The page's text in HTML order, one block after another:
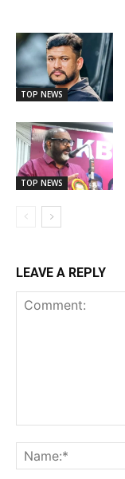
TOP NEWS
TOP NEWS
LEAVE A REPLY